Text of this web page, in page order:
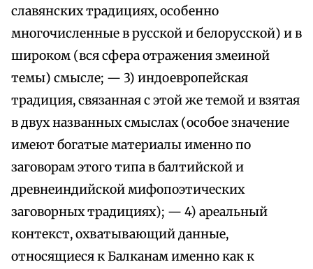
славянских традициях, особенно
многочисленные в русской и белорусской) и в
широком (вся сфера отражения змеиной
темы) смысле; — 3) индоевропейская
традиция, связанная с этой же темой и взятая
в двух названных смыслах (особое значение
имеют богатые материалы именно по
заговорам этого типа в балтийской и
древнеиндийской мифопоэтических
заговорных традициях); — 4) ареальный
контекст, охватывающий данные,
относящиеся к Балканам именно как к